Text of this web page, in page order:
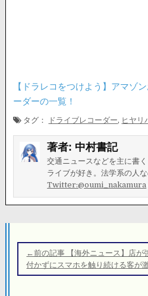
【ドラレコをつけよう】アマゾ
ーダーの一覧！
タグ： ドライブレコーダー, ヒヤリ
著者: 中村書記
交通ニュースなどを主に書
ライブが好き。法学系の人
Twitter:@oumi_nakamura
稿
ナ
←前の記事 【海外ニュース】店が
付かずにスマホを触り続ける客が